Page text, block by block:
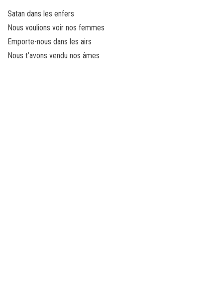
Satan dans les enfers
Nous voulions voir nos femmes
Emporte-nous dans les airs
Nous t’avons vendu nos âmes